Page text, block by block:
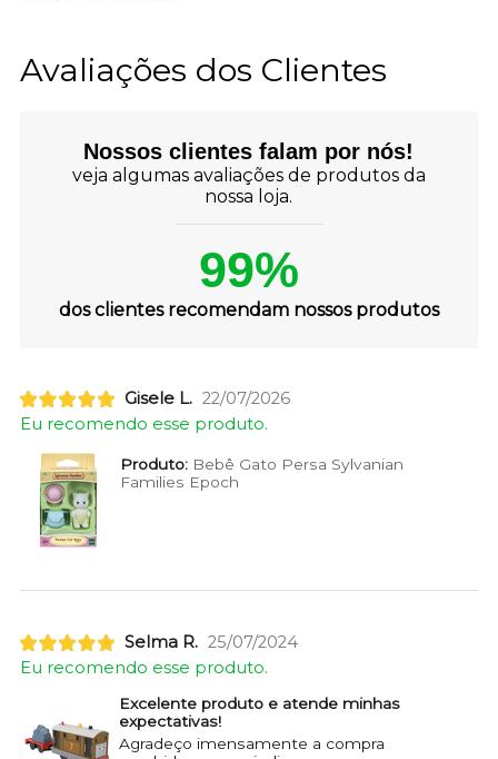
Avaliações dos Clientes
Nossos clientes falam por nós!
veja algumas avaliações de produtos da
nossa loja.
99%
dos clientes recomendam nossos produtos
Gisele L. 22/07/2026
Eu recomendo esse produto.
Produto:Bebê Gato Persa Sylvanian
Families Epoch
Selma R. 25/07/2024
Eu recomendo esse produto.
Excelente produto e atende minhas
expectativas!
Agradeço imensamente a compra